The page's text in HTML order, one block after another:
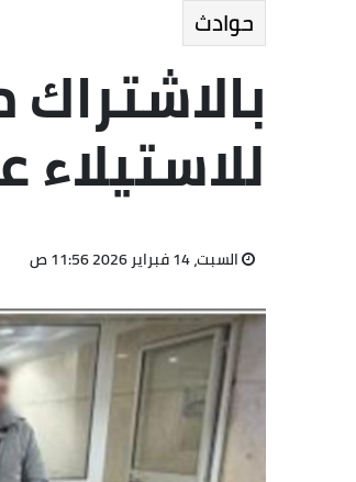
حوادث
السبت، 14 فبراير 2026 11:56 ص